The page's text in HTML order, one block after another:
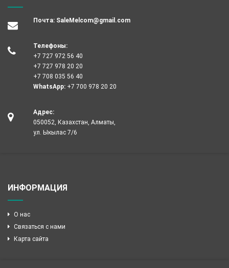
Почта: SaleMelcom@gmail.com
Телефоны:
+7 727 972 56 40
+7 727 978 20 20
+7 708 035 56 40
WhatsApp: +7 700 978 20 20
Адрес:
050052, Казахстан, Алматы,
ул. Ыкылас 7/6
ИНФОРМАЦИЯ
О нас
Связаться с нами
Карта сайта